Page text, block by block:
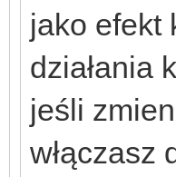
jako efekt
działania
jeśli
włączasz